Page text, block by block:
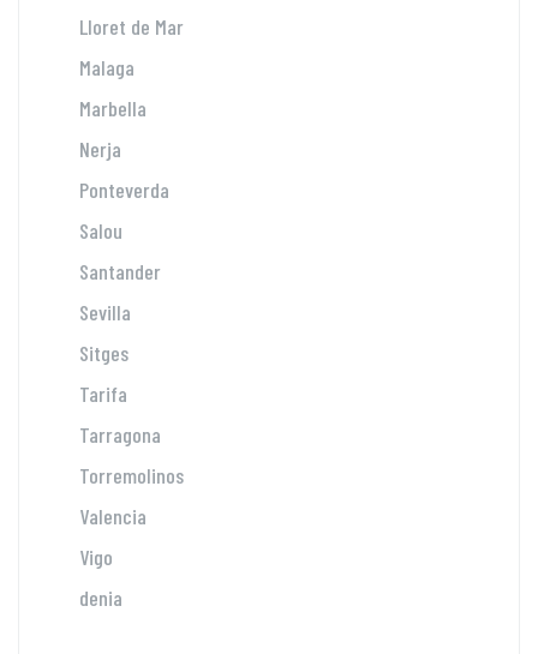
Lloret de Mar
Malaga
Marbella
Nerja
Ponteverda
Salou
Santander
Sevilla
Sitges
Tarifa
Tarragona
Torremolinos
Valencia
Vigo
denia